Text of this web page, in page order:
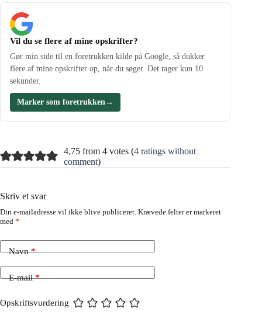
Vil du se flere af mine opskrifter?
Gør min side til en foretrukken kilde på Google, så dukker
flere af mine opskrifter op, når du søger. Det tager kun 10
sekunder.
Marker som foretrukken →
4,75 from 4 votes (4 ratings without
comment)
Skriv et svar
Din e-mailadresse vil ikke blive publiceret. Krævede felter er markeret
med *
Navn*
E-mail*
Opskriftsvurdering